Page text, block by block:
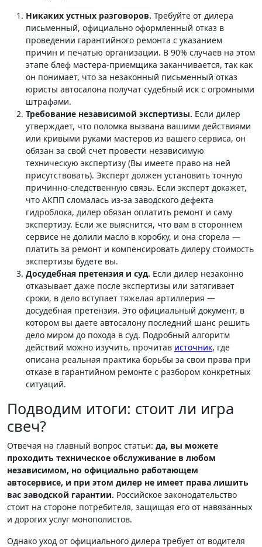
Никаких устных разговоров. Требуйте от дилера
письменный, официально оформленный отказ в
проведении гарантийного ремонта с указанием
причин и печатью организации. В 90% случаев на этом
этапе блеф мастера-приемщика заканчивается, так как
он понимает, что за незаконный письменный отказ
юристы автосалона получат судебный иск с огромными
штрафами.
Требование независимой экспертизы. Если дилер
утверждает, что поломка вызвана вашими действиями
или кривыми руками мастеров из вашего сервиса, он
обязан за свой счет провести независимую
техническую экспертизу (Вы имеете право на ней
присутствовать). Эксперт должен установить точную
причинно-следственную связь. Если эксперт докажет,
что АКПП сломалась из-за заводского дефекта
гидроблока, дилер обязан оплатить ремонт и саму
экспертизу. Если же выяснится, что вам в стороннем
сервисе не долили масло в коробку, и она сгорела —
платить за ремонт и компенсировать дилеру стоимость
экспертизы будете вы.
Досудебная претензия и суд. Если дилер незаконно
отказывает даже после экспертизы или затягивает
сроки, в дело вступает тяжелая артиллерия —
досудебная претензия. Это официальный документ, в
котором вы даете автосалону последний шанс решить
дело миром до похода в суд. Подробный алгоритм
действий можно изучить, прочитав источник, где
описана реальная практика борьбы за свои права при
отказе в гарантийном ремонте с разбором конкретных
ситуаций.
Подводим итоги: стоит ли игра
свеч?
Отвечая на главный вопрос статьи: да, вы можете
проходить техническое обслуживание в любом
независимом, но официально работающем
автосервисе, и при этом дилер не имеет права лишить
вас заводской гарантии. Российское законодательство
стоит на стороне потребителя, защищая его от навязанных
и дорогих услуг монополистов.
Однако уход от официального дилера требует от водителя